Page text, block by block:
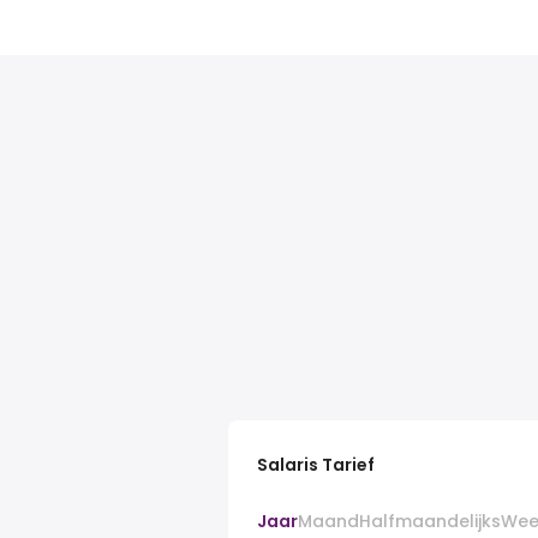
Salaris Tarief
JaarMaandHalfmaandelijks